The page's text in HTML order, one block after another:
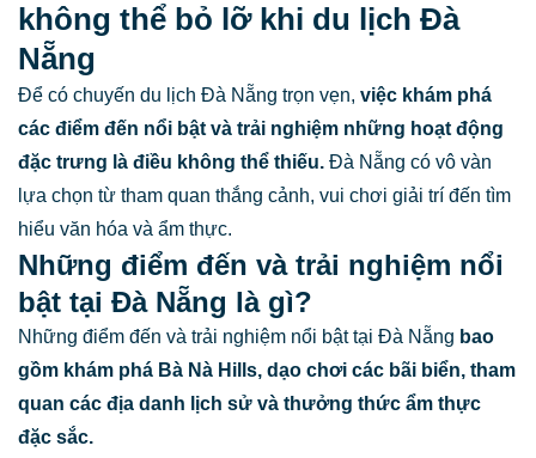
không thể bỏ lỡ khi du lịch Đà
Nẵng
Để có chuyến du lịch Đà Nẵng trọn vẹn, việc khám phá
các điểm đến nổi bật và trải nghiệm những hoạt động
đặc trưng là điều không thể thiếu. Đà Nẵng có vô vàn
lựa chọn từ tham quan thắng cảnh, vui chơi giải trí đến tìm
hiểu văn hóa và ẩm thực.
Những điểm đến và trải nghiệm nổi
bật tại Đà Nẵng là gì?
Những điểm đến và trải nghiệm nổi bật tại Đà Nẵng bao
gồm khám phá Bà Nà Hills, dạo chơi các bãi biển, tham
quan các địa danh lịch sử và thưởng thức ẩm thực
đặc sắc.